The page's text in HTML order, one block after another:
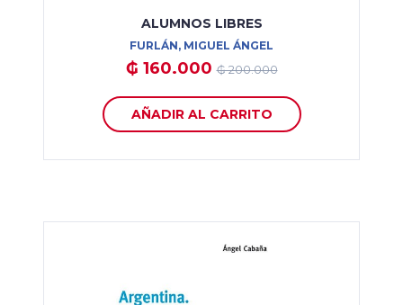
ALUMNOS LIBRES
FURLÁN, MIGUEL ÁNGEL
₲ 160.000₲ 200.000
AÑADIR AL CARRITO